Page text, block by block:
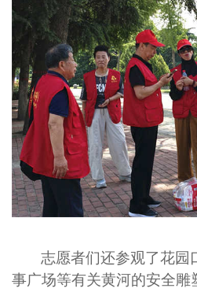
志愿者们还参观了花园
事广场等有关黄河的安全雕